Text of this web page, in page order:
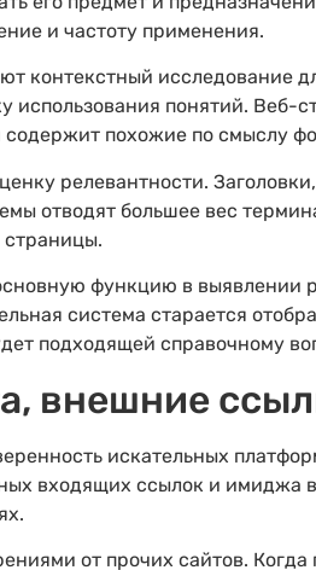
и частоту применения.
контекстный
использования понятий. Веб-
содержит похожие по смыслу
релевантности.
отводят большее вес
страницы.
функцию в
система старается
подходящей справочному
внешние
искательных
входящих ссылок и
от прочих сайтов.